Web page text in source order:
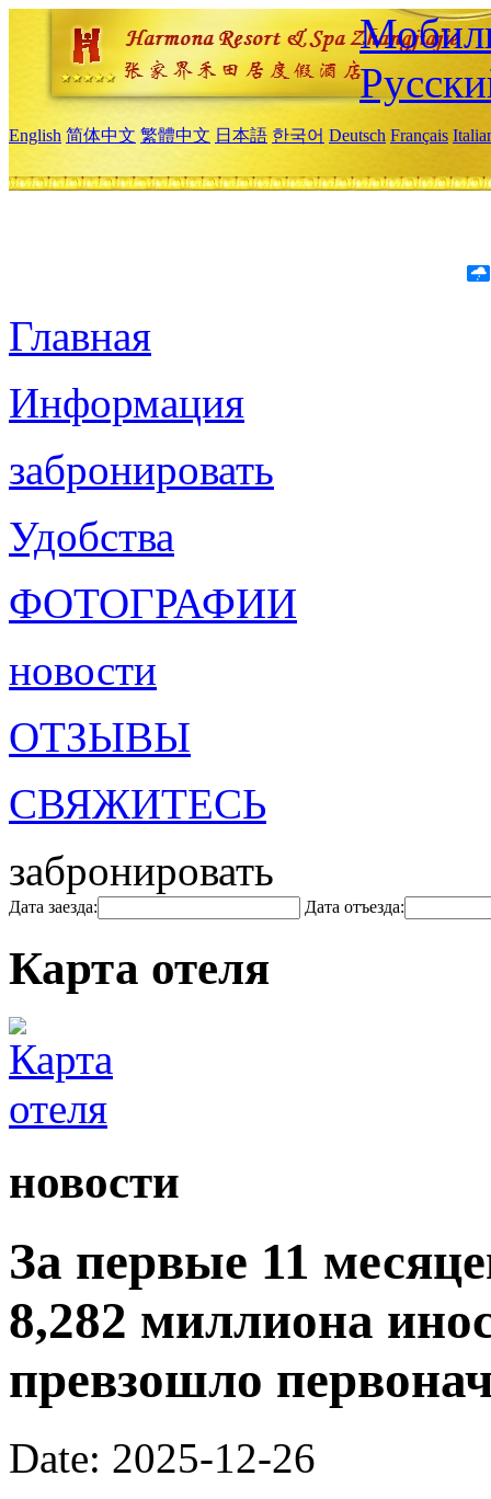
English 简体中文 繁體中文 日本語 한국어 Deutsch Français
Главная
Информация
забронировать
Удобства
ФОТОГРАФИИ
новости
ОТЗЫВЫ
СВЯЖИТЕСЬ
забронировать
Дата заезда: Дата отъезда:
Карта отеля
новости
За первые 11
8,282 миллиона
превзошло
Date: 2025-12-26